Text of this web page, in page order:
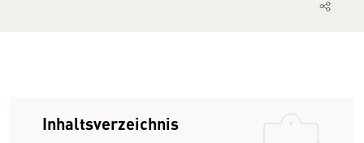
Inhaltsverzeichnis